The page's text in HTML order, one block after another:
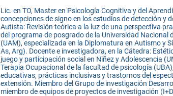
Lic. en TO, Master en Psicología Cognitiva y del
concepciones de signo en los estudios de detección y
Autista: Revisión teórica a la luz de una perspectiva
del programa de posgrado de la Universidad
(UAM), especializada en la Diplomatura en Autismo y
As, Arg). Docente e investigadora, en la Cátedra:
juego y participación social en Niñez y Adolescencia
Terapia Ocupacional de la facultad de psicología
educativas, prácticas inclusivas y trastornos del
extensión. Miembro del Grupo de investigación
miembro de equipos de proyectos de investigación